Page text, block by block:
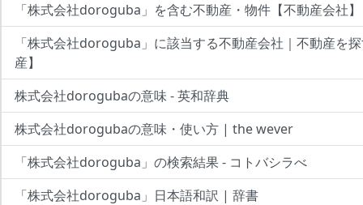
「株式会社doroguba」を含む不動産・物件【不動産会社】
「株式会社doroguba」に該当する不動産会社｜不動産を
産】
株式会社dorogubaの意味 - 英和辞典
株式会社dorogubaの意味・使い方 | the wever
「株式会社doroguba」の検索結果 - コトバシラべ
「株式会社doroguba」日本語和訳 | 辞書